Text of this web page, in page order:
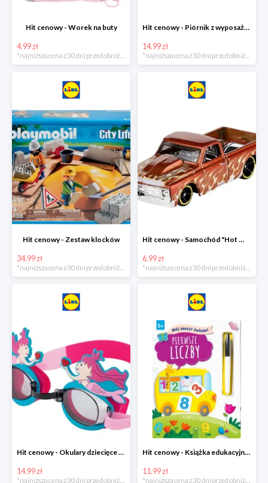
Hit cenowy - Worek na buty
4.99 zł
Hit cenowy - Piórnik z wyposażeniem
14.99 zł
Hit cenowy - Zestaw klocków
34.99 zł
*najniższa cena z 30 dni przed obniżką
Hit cenowy - Samochód "Hot Wheels"
6.99 zł
*najniższa cena z 30 dni przed obniżką
Hit cenowy - Okulary dziecięce do pływania
14.99 zł
Hit cenowy - Książka edukacyjna z pisakiem
11.99 zł